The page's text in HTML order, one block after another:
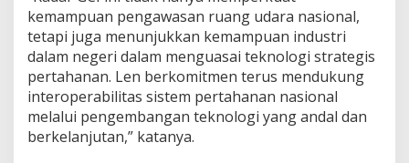
kemampuan pengawasan ruang udara nasional,
tetapi juga menunjukkan kemampuan industri
dalam negeri dalam menguasai teknologi strategis
pertahanan. Len berkomitmen terus mendukung
interoperabilitas sistem pertahanan nasional
melalui pengembangan teknologi yang andal dan
berkelanjutan,” katanya.